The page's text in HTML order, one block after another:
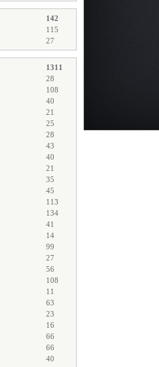
142
115
27
1311
28
108
40
21
25
28
43
40
21
35
45
113
134
41
14
99
27
56
108
11
63
23
16
66
66
40